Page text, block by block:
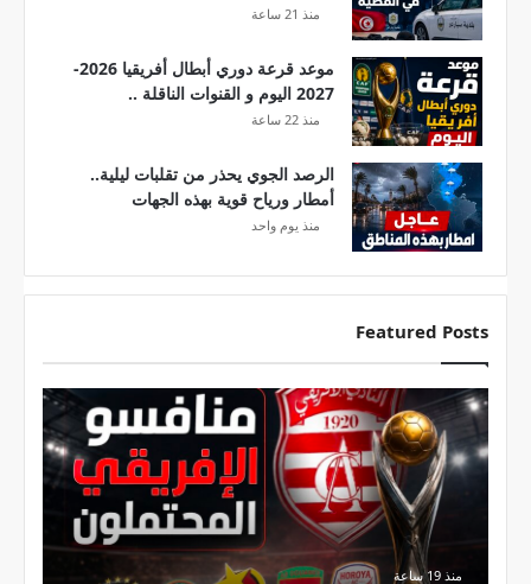
منذ 21 ساعة
موعد قرعة دوري أبطال أفريقيا 2026-
2027 اليوم و القنوات الناقلة ..
منذ 22 ساعة
الرصد الجوي يحذر من تقلبات ليلية..
أمطار ورياح قوية بهذه الجهات
منذ يوم واحد
Featured Posts
ق
ئ
منذ 19 ساعة